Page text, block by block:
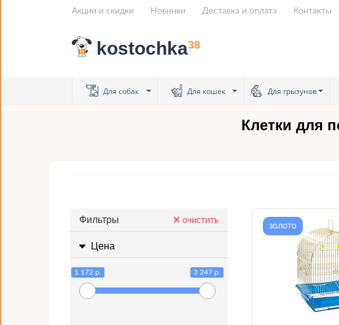
Акции и скидки Новинки Доставка и оплата Контакты
kostochka38
Для собак Для кошек Для грызунов
Клетки для
Фильтры очистить
Цена
1 172 р. 3 247 р.
золото